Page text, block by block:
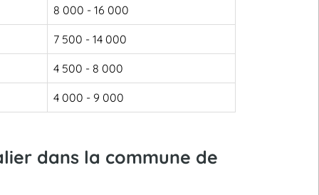
8 000 - 16 000
7 500 - 14 000
4 500 - 8 000
4 000 - 9 000
dans la commune de